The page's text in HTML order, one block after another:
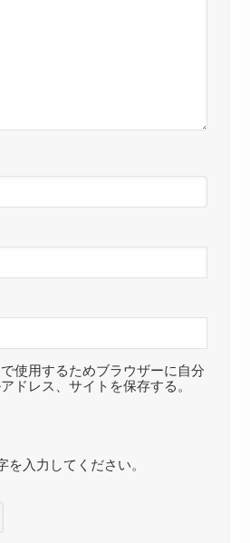
使用するためブラウザーに自分
ドレス、サイトを保存する。
を入力してください。